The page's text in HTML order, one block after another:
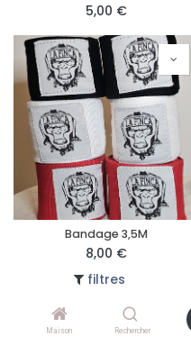
filtres
Maison Rechercher
5,00 €
Bandage 3,5M
8,00 €